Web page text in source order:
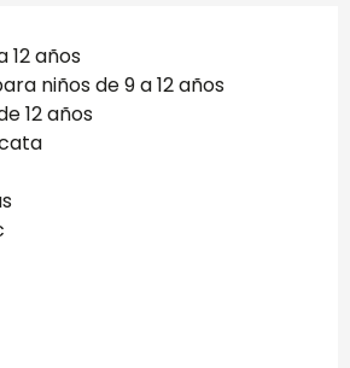
12 años
niños de 9 a 12 años
12 años